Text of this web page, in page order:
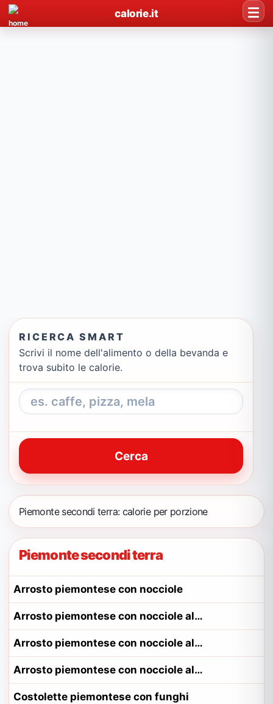
calorie.it
RICERCA SMART
Scrivi il nome dell'alimento o della bevanda e
trova subito le calorie.
Cerca
Piemonte secondi terra: calorie per porzione
Piemonte secondi terra
Arrosto piemontese con nocciole
Arrosto piemontese con nocciole alla contadina canavesano
Arrosto piemontese con nocciole alla contadina monferrino
Arrosto piemontese con nocciole alla contadina torinese
Costolette piemontese con funghi